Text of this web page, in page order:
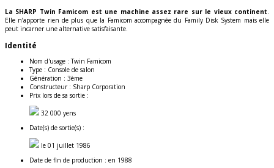
La SHARP Twin Famicom est une machine assez rare sur le vieux continent.
Elle n’apporte rien de plus que la Famicom accompagnée du Family Disk System mais elle
peut incarner une alternative satisfaisante.
Identité
Nom d'usage :Twin Famicom
Type : Console de salon
Génération : 3ème
Constructeur : Sharp Corporation
Prix lors de sa sortie :
32 000 yens
Date(s) de sortie(s) :
le 01 juillet 1986
Date de fin de production : en 1988